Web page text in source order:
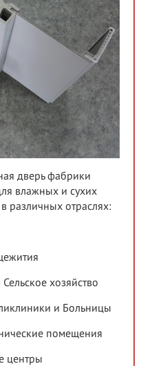
дверь фабрики
влажных и сухих
различных отраслях:
хозяйство
и Больницы
помещения
центры